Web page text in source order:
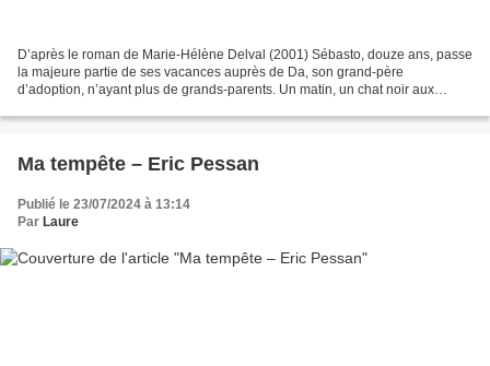
D’après le roman de Marie-Hélène Delval (2001) Sébasto, douze ans, passe
la majeure partie de ses vacances auprès de Da, son grand-père
d’adoption, n’ayant plus de grands-parents. Un matin, un chat noir aux
Ma tempête – Eric Pessan
Publié le 23/07/2024 à 13:14
Par Laure